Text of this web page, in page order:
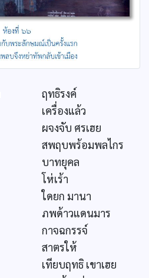
ฤทธิรงค์
เครื่องแล้ว
ผจงจับ ศรเฮย
สพฤบพร้อมพลไกร
บาทยุคล
โห่เร้า
ใดยก มานา
ภพด้าวแดนมาร
กาจฉกรรจ์
สาตรให้
เทียบฤทธิ เขาเฮย